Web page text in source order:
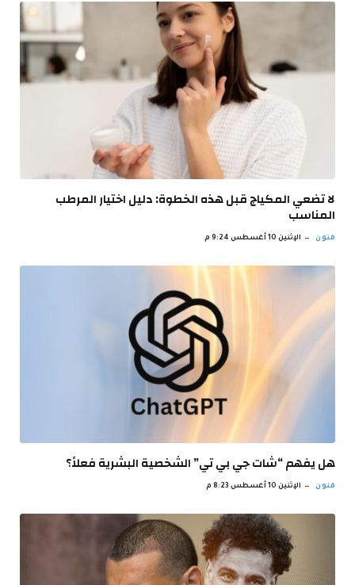
لا تضعي المكياج قبل هذه الخطوة: دليل اختيار المرطب
المناسب
فنون الإثنين 10 أغسطس 9:24 م
هل يفهم “شات جي بي تي” الشخصية البشرية فعلاً؟
فنون الإثنين 10 أغسطس 8:23 م